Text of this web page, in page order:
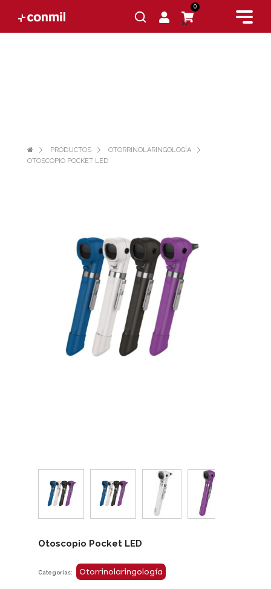
0
$0
PRODUCTOS
OTORRINOLARINGOLOGÍA
OTOSCOPIO POCKET LED
Otoscopio Pocket LED
Categorías: Otorrinolaringología